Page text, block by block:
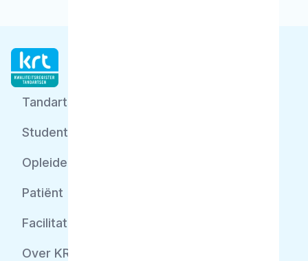
Tandarts
Student
Opleider
Patiënt
Facilitator
Over KRT